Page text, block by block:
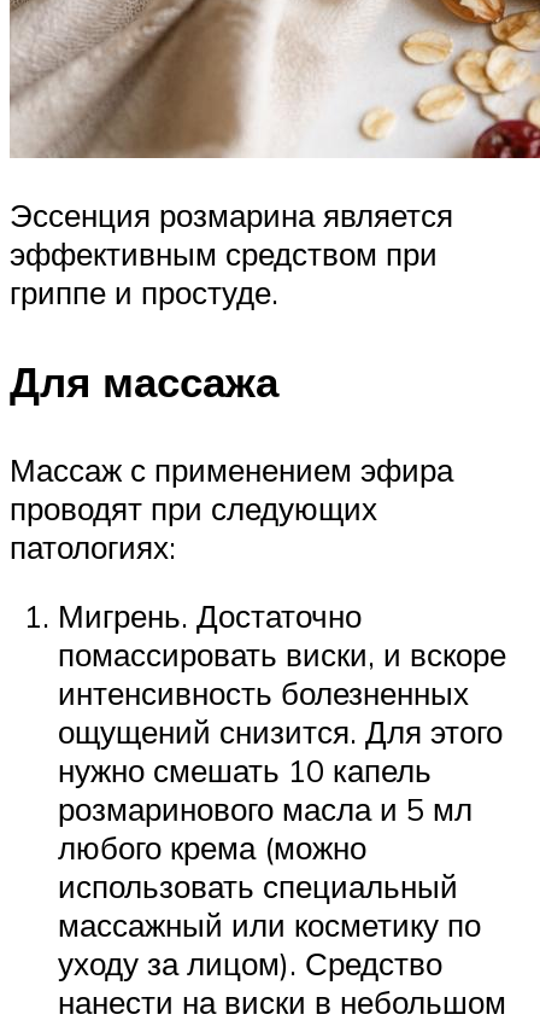
Эссенция розмарина является
эффективным средством при
гриппе и простуде.
Для массажа
Массаж с применением эфира
проводят при следующих
патологиях:
Мигрень. Достаточно
помассировать виски, и вскоре
интенсивность болезненных
ощущений снизится. Для этого
нужно смешать 10 капель
розмаринового масла и 5 мл
любого крема (можно
использовать специальный
массажный или косметику по
уходу за лицом). Средство
нанести на виски в небольшом